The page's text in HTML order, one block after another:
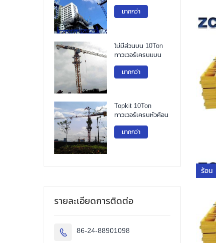
ร้อน
มากกว่า
ไม่มีส่วนบน 10Ton
ทาวเวอร์เครนแบน
มากกว่า
Topkit 10Ton
ทาวเวอร์เครนหัวค้อน
มากกว่า
รายละเอียดการติดต่อ
 86-24-88901098